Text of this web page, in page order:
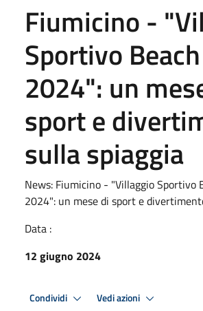
Fiumicino -
Sportivo
2024": un
sport e
sulla spiaggia
News: Fiumicino - "Villaggio Sportivo
2024": un mese di sport e
Data :
12 giugno 2024
Condividi Vedi azioni